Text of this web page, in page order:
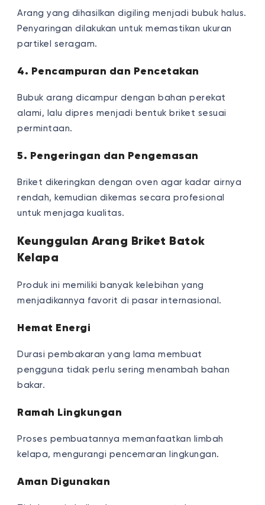
Arang yang dihasilkan digiling menjadi bubuk halus.
Penyaringan dilakukan untuk memastikan ukuran
partikel seragam.
4. Pencampuran dan Pencetakan
Bubuk arang dicampur dengan bahan perekat
alami, lalu dipres menjadi bentuk briket sesuai
permintaan.
5. Pengeringan dan Pengemasan
Briket dikeringkan dengan oven agar kadar airnya
rendah, kemudian dikemas secara profesional
untuk menjaga kualitas.
Keunggulan Arang Briket Batok
Kelapa
Produk ini memiliki banyak kelebihan yang
menjadikannya favorit di pasar internasional.
Hemat Energi
Durasi pembakaran yang lama membuat
pengguna tidak perlu sering menambah bahan
bakar.
Ramah Lingkungan
Proses pembuatannya memanfaatkan limbah
kelapa, mengurangi pencemaran lingkungan.
Aman Digunakan